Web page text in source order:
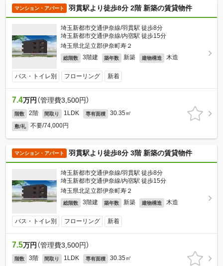
マンション・アパート 羽貫駅より徒歩8分 2階 新築の賃貸物件
埼玉新都市交通伊奈線/羽貫駅 徒歩8分
埼玉新都市交通伊奈線/内宿駅 徒歩15分
埼玉県北足立郡伊奈町寿２
総階数 3階建 築年数 新築 建物構造 木造
バス・トイレ別 フローリング 新着
7.4万円 （管理費3,500円）
階数 2階 間取り 1LDK 専有面積 30.35㎡
敷/礼 不要/74,000円
マンション・アパート 羽貫駅より徒歩8分 3階 新築の賃貸物件
埼玉新都市交通伊奈線/羽貫駅 徒歩8分
埼玉新都市交通伊奈線/内宿駅 徒歩15分
埼玉県北足立郡伊奈町寿２
総階数 3階建 築年数 新築 建物構造 木造
バス・トイレ別 フローリング 新着
7.5万円 （管理費3,500円）
階数 3階 間取り 1LDK 専有面積 30.35㎡